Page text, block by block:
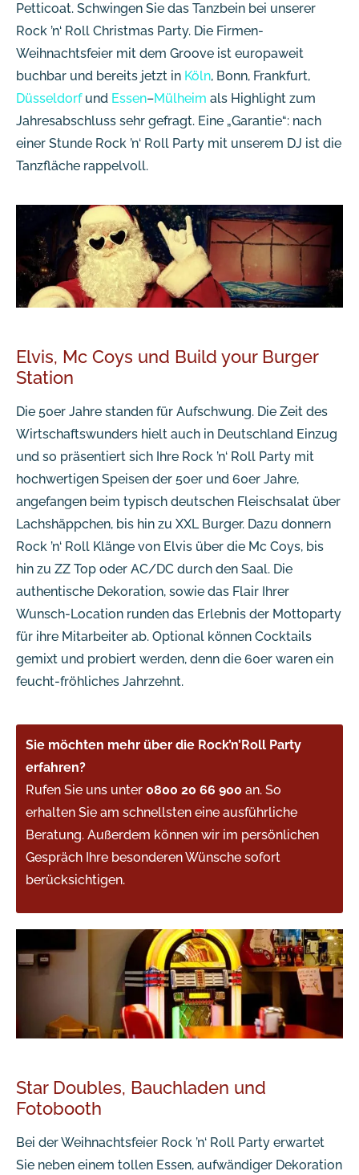
Petticoat. Schwingen Sie das Tanzbein bei unserer
Rock ’n‘ Roll Christmas Party. Die Firmen-
Weihnachtsfeier mit dem Groove ist europaweit
buchbar und bereits jetzt in Köln, Bonn, Frankfurt,
Düsseldorfund Essen–Mülheim als Highlight zum
Jahresabschluss sehr gefragt. Eine „Garantie“: nach
einer Stunde Rock ’n‘ Roll Party mit unserem DJ ist die
Tanzfläche rappelvoll.
Elvis, Mc Coys und Build your Burger
Station
Die 50er Jahre standen für Aufschwung. Die Zeit des
Wirtschaftswunders hielt auch in Deutschland Einzug
und so präsentiert sich Ihre Rock ’n‘ Roll Party mit
hochwertigen Speisen der 50er und 60er Jahre,
angefangen beim typisch deutschen Fleischsalat über
Lachshäppchen, bis hin zu XXL Burger. Dazu donnern
Rock ’n‘ Roll Klänge von Elvis über die Mc Coys, bis
hin zu ZZ Top oder AC/DC durch den Saal. Die
authentische Dekoration, sowie das Flair Ihrer
Wunsch-Location runden das Erlebnis der Mottoparty
für ihre Mitarbeiter ab. Optional können Cocktails
gemixt und probiert werden, denn die 60er waren ein
feucht-fröhliches Jahrzehnt.
Sie möchten mehr über die Rock’n’Roll Party
erfahren?
Rufen Sie uns unter 0800 20 66 900 an. So
erhalten Sie am schnellsten eine ausführliche
Beratung. Außerdem können wir im persönlichen
Gespräch Ihre besonderen Wünsche sofort
berücksichtigen.
Star Doubles, Bauchladen und
Fotobooth
Bei der Weihnachtsfeier Rock ’n‘ Roll Party erwartet
Sie neben einem tollen Essen, aufwändiger Dekoration